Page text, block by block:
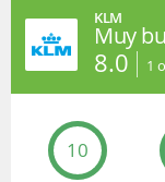
KLM
Muy
8.0 1
10